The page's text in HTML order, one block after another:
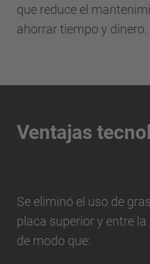
que reduce el
ahorrar tiempo y dinero.
Ventajas
Se eliminó el uso de
placa superior y entre
de modo que: